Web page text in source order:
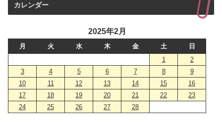
カレンダー
2025年2月
月 火 水 木 金 土
日
1
2
3
4 5 6 7 8
9
10
11 12 13 14 15
16
17
18 19 20 21 22
23
24
25 26 27 28